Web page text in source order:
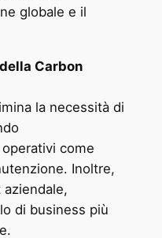
globale e il
Carbon
la necessità di
come
Inoltre,
di business più